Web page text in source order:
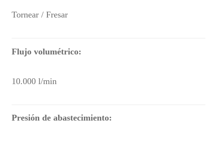
Tornear / Fresar
Flujo volumétrico:
10.000 l/min
Presión de abastecimiento: